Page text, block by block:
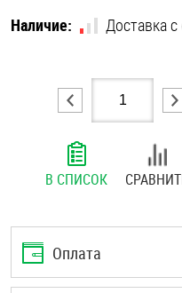
Шплинты
Штифты и пальцы
Наличие:
Доставка
В СПИСОК
Оплата